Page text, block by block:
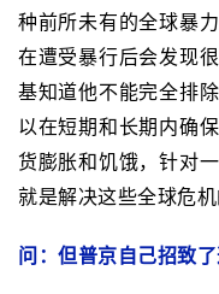
种前所未有的全球暴
在遭受暴行后会发现
基知道他不能完全排
以在短期和长期内确
货膨胀和饥饿，针对
就是解决这些全球危机
问：但普京自己招致了